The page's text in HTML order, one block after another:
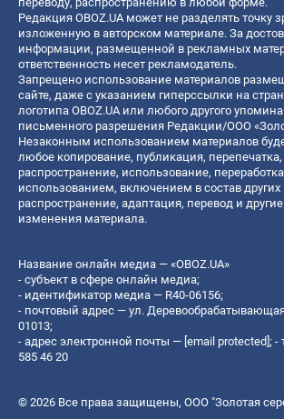
Редакция OBOZ.UA может не разделять точку
изложенную в авторском материале. За
информации, размещенной в рекламных
ответственность несет рекламодатель.
Запрещено использование материалов
сайте, даже с указанием гиперссылки на
логотипа OBOZ.UA или любого другого
письменного разрешения Редакции/ООО
Незаконным использованием материалов
любое копирование, публикация,
распространение, использование,
использованием, включением в состав других
распространение, адаптация, перевод и
изменения материала.
Название онлайн медиа — «OBOZ.UA»
- субъект в сфере онлайн медиа;
- идентификатор медиа — R40-06156;
- почтовый адрес — ул.
01013;
- адрес электронной почты — [email protected] ; -
585 46 20
© 2026 Все права защищены, ООО "Золотая